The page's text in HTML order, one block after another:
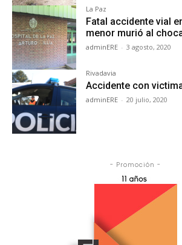
La Paz
Fatal accidente vial
menor murió al
adminERE - 3 agosto, 2020
Rivadavia
Accidente con
adminERE - 20 julio, 2020
- Promoción -